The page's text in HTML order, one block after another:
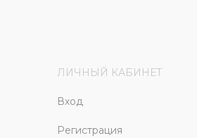
ЛИЧНЫЙ КАБИНЕТ
Вход
Регистрация